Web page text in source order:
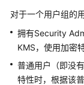
服
务
公
告
对于一个用户组的
拥有Security
KMS，使用加密特
普通用户（即没
特性时，根据该